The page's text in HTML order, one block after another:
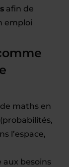
afin de
emploi
maths en
l’espace,
besoins